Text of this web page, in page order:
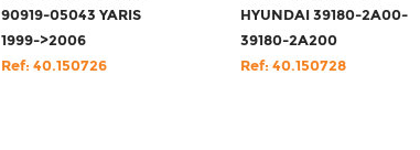
90919-05043 YARIS
1999->2006
Ref: 40.150726
HYUNDAI 39180-2A00-
39180-2A200
Ref: 40.150728